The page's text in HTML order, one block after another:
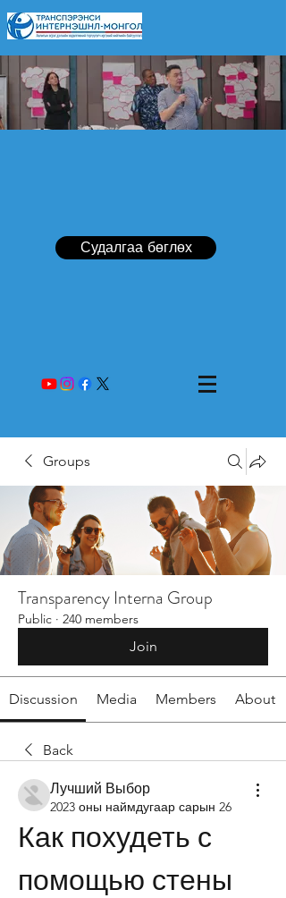
Судалгаа бөглөх
Groups
Transparency Interna Group
Public · 240 members
Join
Discussion Media Members About
Back
Лучший Выбор
2023 оны наймдугаар сарын 26
Как похудеть с
помощью стены